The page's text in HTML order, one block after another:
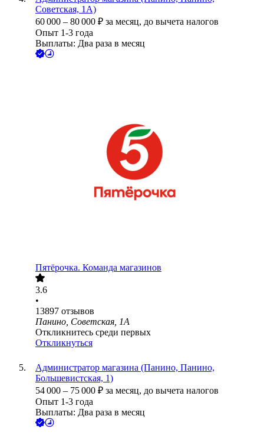
Советская, 1А)
60 000 – 80 000 ₽ за месяц, до вычета налогов
Опыт 1-3 года
Выплаты: Два раза в месяц
Пятёрочка. Команда магазинов
3.6
•
13897 отзывов
Панино, Советская, 1А
Откликнитесь среди первых
Откликнуться
Администратор магазина (Панино, Панино,
Большевистская, 1)
54 000 – 75 000 ₽ за месяц, до вычета налогов
Опыт 1-3 года
Выплаты: Два раза в месяц